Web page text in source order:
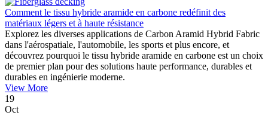
Comment le tissu hybride aramide en carbone redéfinit des
matériaux légers et à haute résistance
Explorez les diverses applications de Carbon Aramid Hybrid Fabric
dans l'aérospatiale, l'automobile, les sports et plus encore, et
découvrez pourquoi le tissu hybride aramide en carbone est un choix
de premier plan pour des solutions haute performance, durables et
durables en ingénierie moderne.
View More
19
Oct